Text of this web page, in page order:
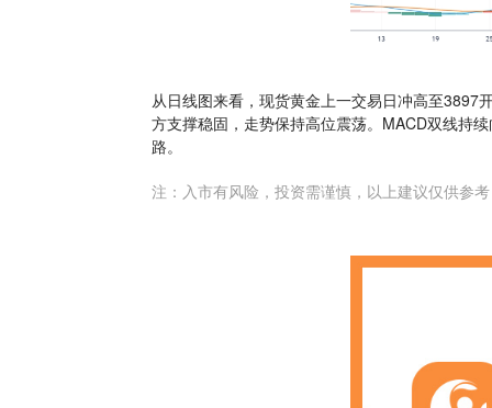
从日线图来看，现货黄金上一交易日冲高至3897
方支撑稳固，走势保持高位震荡。MACD双线持
路。
注：入市有风险，投资需谨慎，以上建议仅供参